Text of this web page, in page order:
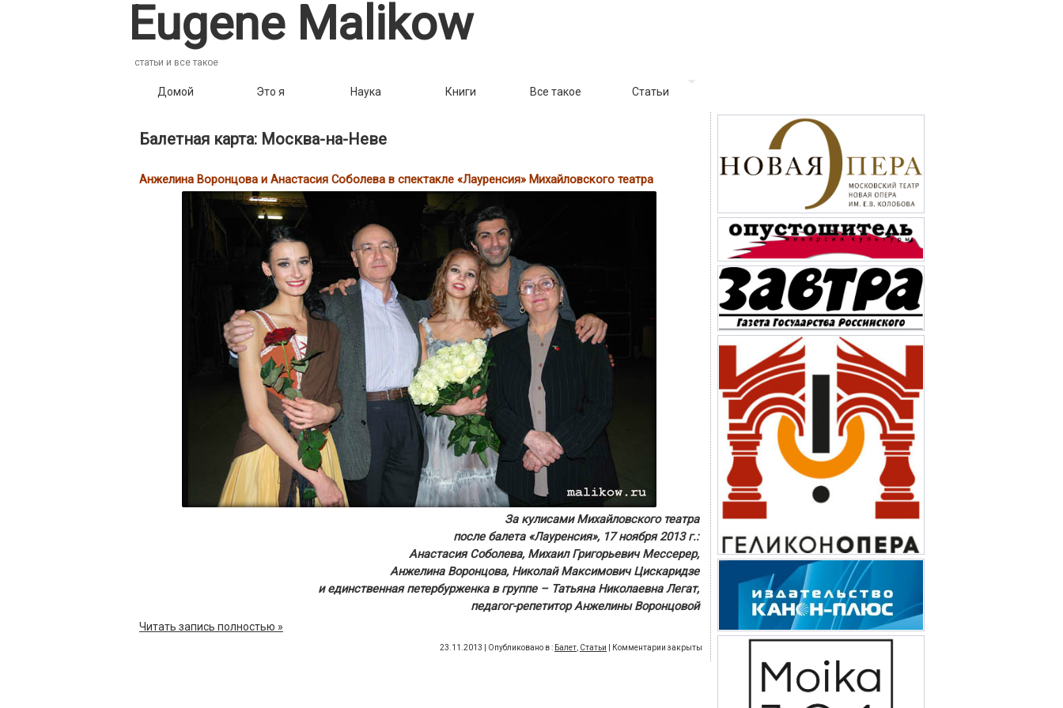
Домой Это я Наука Книги Все такое Статьи
Eugene Malikow
статьи и все такое
Балетная карта: Москва-на-Неве
Анжелина Воронцова и Анастасия Соболева в спектакле «Лауренсия» Михайловского театра
За кулисами Михайловского театра
после балета «Лауренсия», 17 ноября 2013 г.:
Анастасия Соболева, Михаил Григорьевич Мессерер,
Анжелина Воронцова, Николай Максимович Цискаридзе
и единственная петербурженка в группе – Татьяна Николаевна Легат,
педагог-репетитор Анжелины Воронцовой
Читать запись полностью »
23.11.2013 | Опубликовано в : Балет Статьи Комментарии закрыты